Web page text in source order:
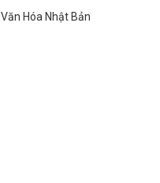
Văn Hóa Nhật Bản